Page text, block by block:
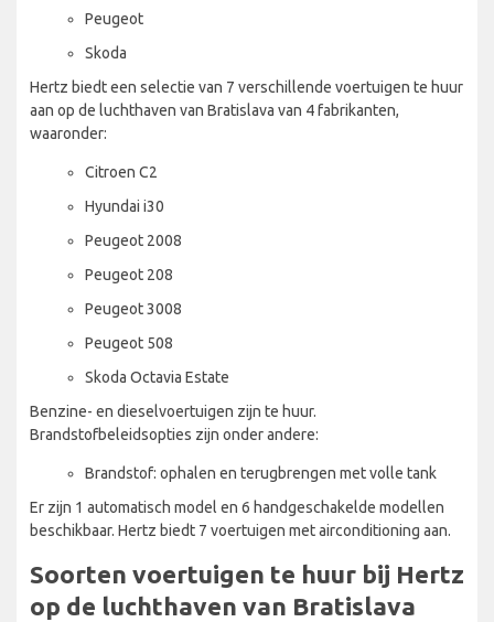
Peugeot
Skoda
Hertz biedt een selectie van 7 verschillende voertuigen te huur
aan op de luchthaven van Bratislava van 4 fabrikanten,
waaronder:
Citroen C2
Hyundai i30
Peugeot 2008
Peugeot 208
Peugeot 3008
Peugeot 508
Skoda Octavia Estate
Benzine- en dieselvoertuigen zijn te huur.
Brandstofbeleidsopties zijn onder andere:
Brandstof: ophalen en terugbrengen met volle tank
Er zijn 1 automatisch model en 6 handgeschakelde modellen
beschikbaar. Hertz biedt 7 voertuigen met airconditioning aan.
Soorten voertuigen te huur bij Hertz
op de luchthaven van Bratislava